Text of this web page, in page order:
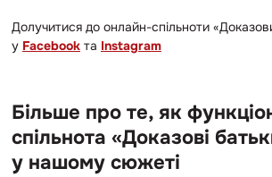
Долучитися до онлайн-спільноти
у Facebook та Instagram
Більше про те, як
спільнота «Доказові
у нашому сюжеті